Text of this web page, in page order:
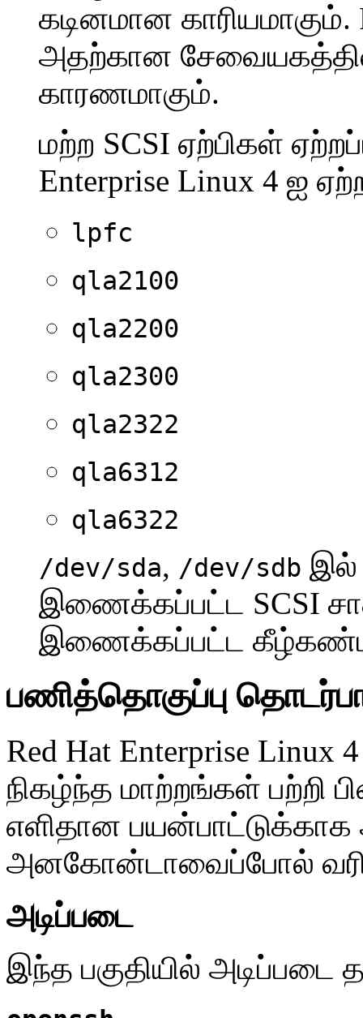
கடினமான காரியமாகும்.
அதற்கான சேவையகத்தில்
காரணமாகும்.
மற்ற SCSI ஏற்பிகள்
Enterprise Linux 4 ஐ
lpfc
qla2100
qla2200
qla2300
qla2322
qla6312
qla6322
/dev/sda, /dev/sdb இல்
இணைக்கப்பட்ட SCSI
இணைக்கப்பட்ட கீழ்கண்ட
பணித்தொகுப்பு
Red Hat Enterprise
நிகழ்ந்த மாற்றங்கள் பற்றி
எளிதான
அனகோன்டாவைப்போல்
அடிப்படை
இந்த பகுதியில்